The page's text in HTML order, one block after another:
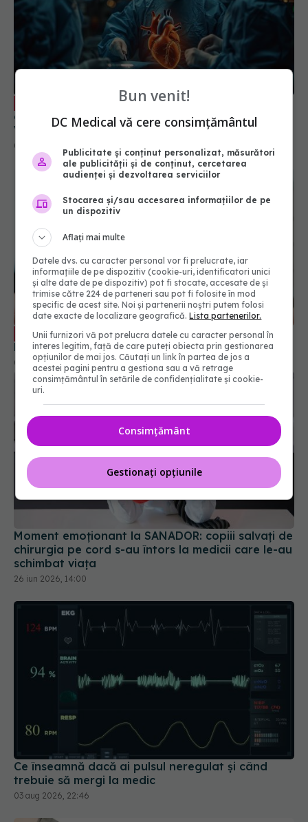
copii și adolescenți în chirurgia cardiacă. Prof. dr.
Victor Costache (SANADOR): Crește împreună cu
ei07 feb 2026, 16:43
EXCLUSIV Vârsta la care ar trebui făcut primul
EKG. Prof. dr. Victor Costache explică
08 feb 2026, 13:11
Moment emoționant la SANADOR: copiii salvați de
chirurgia pe cord s-au întors la medicii care le-au
schimbat viața
26 iun 2026, 14:00
Ce înseamnă dacă ai pulsul neregulat și când
trebuie să mergi la medic
03 aug 2026, 22:46
Bun venit!
DC Medical vă cere consimțământul
Publicitate și conținut personalizat, măsurători
ale publicității și de conținut, cercetarea
audienței și dezvoltarea serviciilor
Stocarea și/sau accesarea informațiilor de pe
un dispozitiv
Aflați mai multe
Datele dvs. cu caracter personal vor fi prelucrate, iar
informațiile de pe dispozitiv (cookie-uri, identificatori unici
și alte date de pe dispozitiv) pot fi stocate, accesate de și
trimise către 224 de parteneri sau pot fi folosite în mod
specific de acest site. Noi și partenerii noștri putem folosi
date exacte de localizare geografică.Lista partenerilor.
Unii furnizori vă pot prelucra datele cu caracter personal în
interes legitim, față de care puteți obiecta prin gestionarea
opțiunilor de mai jos. Căutați un link în partea de jos a
acestei pagini pentru a gestiona sau a vă retrage
consimțământul în setările de confidențialitate și cookie-
uri.
Consimțământ
Gestionați opțiunile